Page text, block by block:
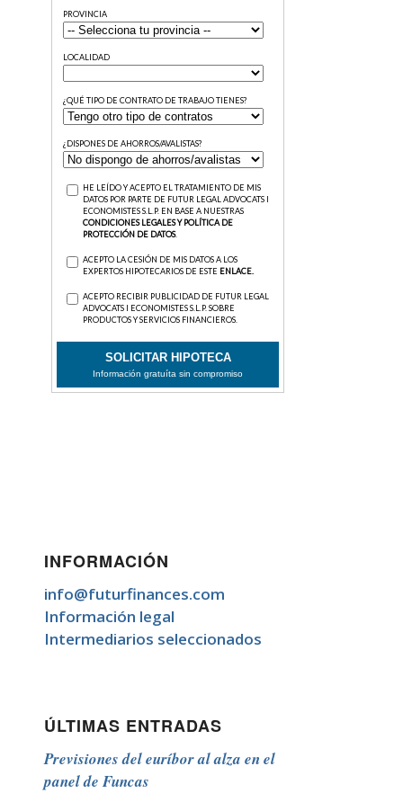
INFORMACIÓN
info@futurfinances.com
Información legal
Intermediarios seleccionados
ÚLTIMAS ENTRADAS
Previsiones del euríbor al alza en el
panel de Funcas